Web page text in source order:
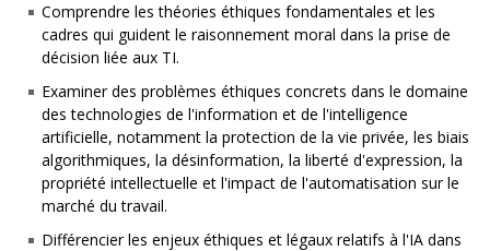
Comprendre les théories éthiques fondamentales et les
cadres qui guident le raisonnement moral dans la prise de
décision liée aux TI.
Examiner des problèmes éthiques concrets dans le domaine
des technologies de l'information et de l'intelligence
artificielle, notamment la protection de la vie privée, les biais
algorithmiques, la désinformation, la liberté d'expression, la
propriété intellectuelle et l'impact de l'automatisation sur le
marché du travail.
Différencier les enjeux éthiques et légaux relatifs à l'IA dans